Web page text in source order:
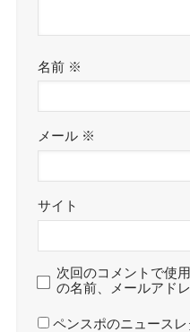
名前 ※
メール ※
サイト
次回のコメントで使
の名前、メールアド
ペンスポのニュース